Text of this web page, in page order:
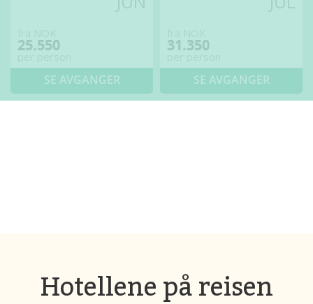
25.550
SE AVGANGER
31.350
SE AVGANGER
Hotellene på reisen